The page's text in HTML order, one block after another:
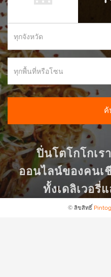
ทุกจังหวัด
ทุกพื้นที่หรือโซน
ค้
ปิ่นโตโกโกเร
ออนไลน์ของคนเ
ทั้งเดลิเวอรี่
© ลิขสิทธิ์